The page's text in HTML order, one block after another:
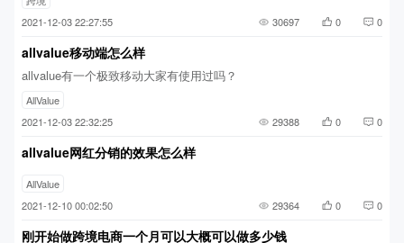
2021-12-03 22:27:55
30697 0 0
allvalue移动端怎么样
allvalue有一个极致移动大家有使用过吗？
AllValue
2021-12-03 22:32:25
29388 0 0
allvalue网红分销的效果怎么样
AllValue
2021-12-10 00:02:50
29364 0 0
刚开始做跨境电商一个月可以大概可以做多少钱